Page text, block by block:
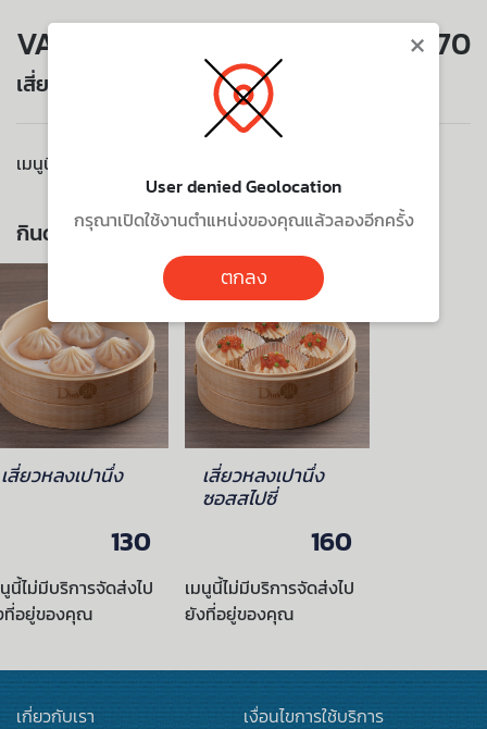
VALUE SET 170
เสี่ยวหลงเปานึ่งทรัฟเฟิล
เมนูนี้ไม่มีบริการจัดส่งไปยังที่อยู่ของคุณ
กินด้วยกัน ยิ่งอร่อย
เสี่ยวหลงเปานึ่ง
130
นี้ไม่มีบริการจัดส่งไป
ที่อยู่ของคุณ
เสี่ยวหลงเปานึ่ง
ซอสสไปซี่
160
เมนูนี้ไม่มีบริการจัดส่งไป
ยังที่อยู่ของคุณ
เกี่ยวกับเรา เงื่อนไขการใช้บริการ
×
User denied Geolocation
กรุณาเปิดใช้งานตำแหน่งของคุณแล้วลองอีกครั้ง
ตกลง